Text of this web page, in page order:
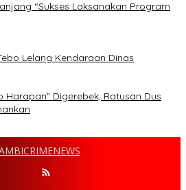
“Sukses Laksanakan Program
Lelang Kendaraan Dinas
Harapan” Digerebek, Ratusan Dus